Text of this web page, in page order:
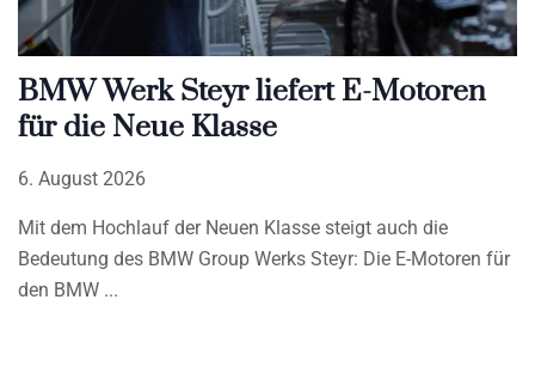
BMW Werk Steyr liefert E-Motoren
für die Neue Klasse
6. August 2026
Mit dem Hochlauf der Neuen Klasse steigt auch die
Bedeutung des BMW Group Werks Steyr: Die E-Motoren für
den BMW